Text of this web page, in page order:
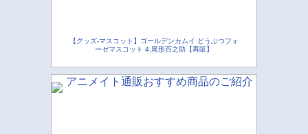
【グッズ-マスコット】ゴールデンカムイ どうぶつフォ
ーゼマスコット 4.尾形百之助【再販】